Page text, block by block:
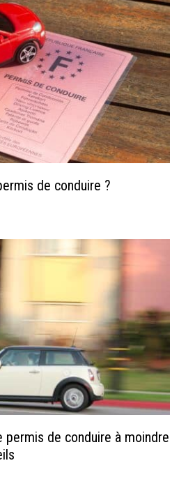
de conduire ?
de conduire à moindre